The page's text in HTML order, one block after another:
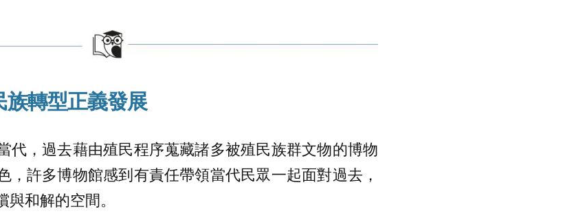
族轉型正義發展
代，過去藉由殖民程序蒐藏諸多被殖民族群文物的博物
，許多博物館感到有責任帶領當代民眾一起面對過去，
和解的空間。